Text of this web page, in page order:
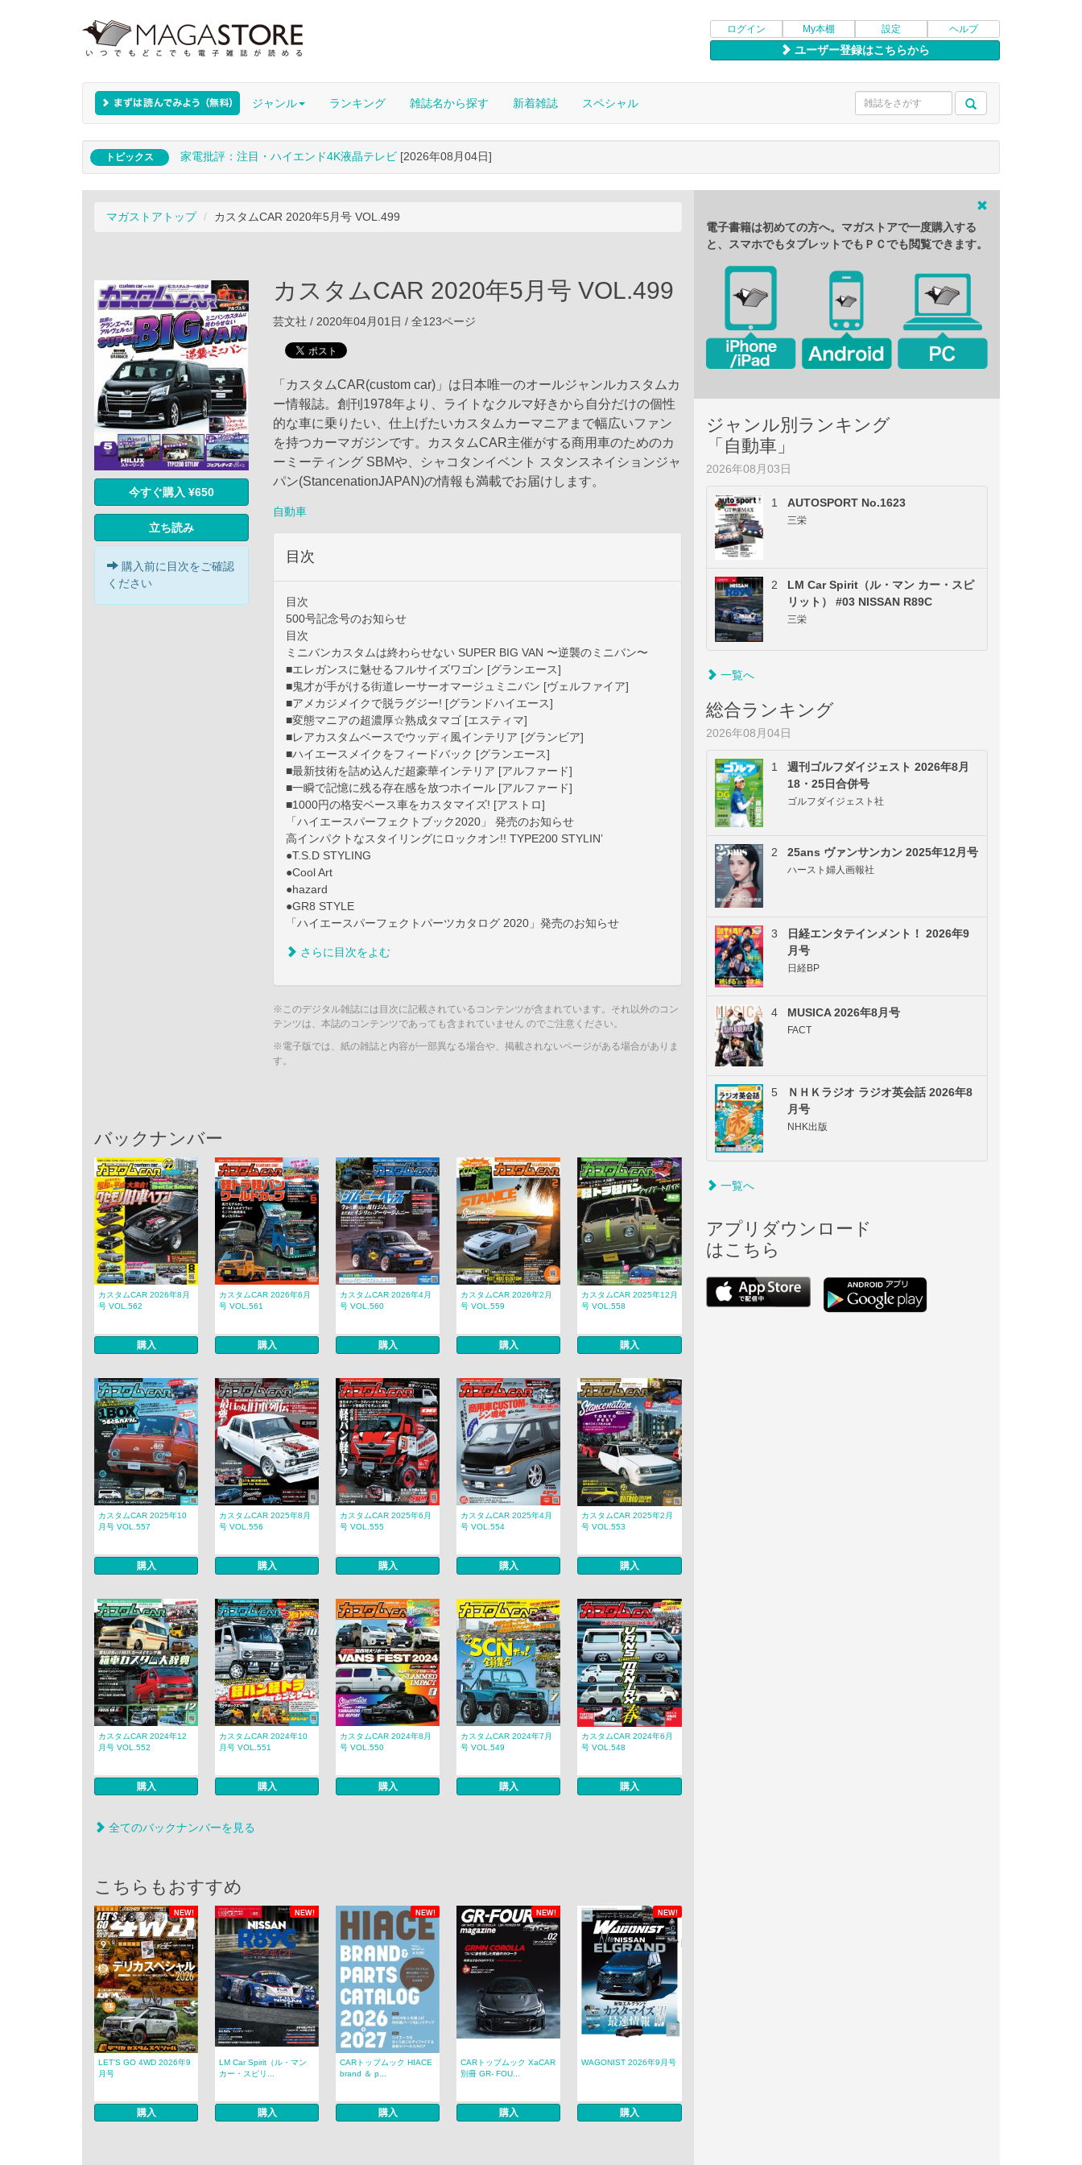
ログイン My本棚 設定 ヘルプ
ユーザー登録はこちらから
ジャンル ランキング 雑誌名から探す 新着雑誌 スペシャル
トピックス 家電批評：注目・ハイエンド4K液晶テレビ [2026年08月04日]
マガストアトップ カスタムCAR 2020年5月号 VOL.499
今すぐ購入 ¥650
立ち読み
購入前に目次をご確認
ください
カスタムCAR 2020年5月号 VOL.499
芸文社 / 2020年04月01日 / 全123ページ
「カスタムCAR(custom car)」は日本唯一のオールジャンルカスタムカ
ー情報誌。創刊1978年より、ライトなクルマ好きから自分だけの個性
的な車に乗りたい、仕上げたいカスタムカーマニアまで幅広いファン
を持つカーマガジンです。カスタムCAR主催がする商用車のためのカ
ーミーティング SBMや、シャコタンイベント スタンスネイションジャ
パン(StancenationJAPAN)の情報も満載でお届けします。
自動車
目次
目次
500号記念号のお知らせ
目次
ミニバンカスタムは終わらせない SUPER BIG VAN 〜逆襲のミニバン〜
■エレガンスに魅せるフルサイズワゴン [グランエース]
■鬼才が手がける街道レーサーオマージュミニバン [ヴェルファイア]
■アメカジメイクで脱ラグジー! [グランドハイエース]
■変態マニアの超濃厚☆熟成タマゴ [エスティマ]
■レアカスタムベースでウッディ風インテリア [グランビア]
■ハイエースメイクをフィードバック [グランエース]
■最新技術を詰め込んだ超豪華インテリア [アルファード]
■一瞬で記憶に残る存在感を放つホイール [アルファード]
■1000円の格安ベース車をカスタマイズ! [アストロ]
「ハイエースパーフェクトブック2020」 発売のお知らせ
高インパクトなスタイリングにロックオン!! TYPE200 STYLIN’
●T.S.D STYLING
●Cool Art
●hazard
●GR8 STYLE
「ハイエースパーフェクトパーツカタログ 2020」発売のお知らせ
さらに目次をよむ
※このデジタル雑誌には目次に記載されているコンテンツが含まれています。それ以外のコン
テンツは、本誌のコンテンツであっても含まれていません のでご注意ください。
※電子版では、紙の雑誌と内容が一部異なる場合や、掲載されないページがある場合がありま
す。
バックナンバー
カスタムCAR 2026年8月
号 VOL.562
購入
カスタムCAR 2026年6月
号 VOL.561
購入
カスタムCAR 2026年4月
号 VOL.560
購入
カスタムCAR 2026年2月
号 VOL.559
購入
カスタムCAR 2025年12月
号 VOL.558
購入
カスタムCAR 2025年10
月号 VOL.557
購入
カスタムCAR 2025年8月
号 VOL.556
購入
カスタムCAR 2025年6月
号 VOL.555
購入
カスタムCAR 2025年4月
号 VOL.554
購入
カスタムCAR 2025年2月
号 VOL.553
購入
カスタムCAR 2024年12
月号 VOL.552
購入
カスタムCAR 2024年10
月号 VOL.551
購入
カスタムCAR 2024年8月
号 VOL.550
購入
カスタムCAR 2024年7月
号 VOL.549
購入
カスタムCAR 2024年6月
号 VOL.548
購入
全てのバックナンバーを見る
こちらもおすすめ
NEW! NEW! NEW! NEW! NEW!
LET’S GO 4WD 2026年9
月号
購入
LM Car Spirit（ル・マン
カー・スピリ...
購入
CARトップムック HIACE
brand ＆ p...
購入
CARトップムック XaCAR
別冊 GR- FOU...
購入
WAGONIST 2026年9月号
購入
電子書籍は初めての方へ。マガストアで一度購入する
と、スマホでもタブレットでもＰＣでも閲覧できます。
ジャンル別ランキング
「自動車」
2026年08月03日
1 AUTOSPORT No.1623
三栄
2
LM Car Spirit（ル・マン カー・スピ
リット） #03 NISSAN R89C
三栄
一覧へ
総合ランキング
2026年08月04日
1
週刊ゴルフダイジェスト 2026年8月
18・25日合併号
ゴルフダイジェスト社
2 25ans ヴァンサンカン 2025年12月号
ハースト婦人画報社
3
日経エンタテインメント！ 2026年9
月号
日経BP
4 MUSICA 2026年8月号
FACT
5
ＮＨＫラジオ ラジオ英会話 2026年8
月号
NHK出版
一覧へ
アプリダウンロード
はこちら